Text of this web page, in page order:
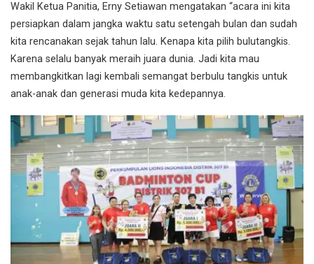
Wakil Ketua Panitia, Erny Setiawan mengatakan “acara ini kita
persiapkan dalam jangka waktu satu setengah bulan dan sudah
kita rencanakan sejak tahun lalu. Kenapa kita pilih bulutangkis.
Karena selalu banyak meraih juara dunia. Jadi kita mau
membangkitkan lagi kembali semangat berbulu tangkis untuk
anak-anak dan generasi muda kita kedepannya.